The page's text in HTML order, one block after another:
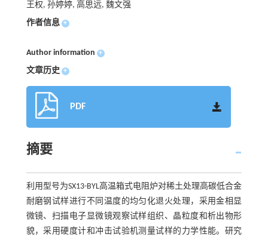
王权, 孙婷婷, 高思远, 魏文强
作者信息 +
Author information +
文章历史 +
PDF
摘要
利用型号为SX13-BYL高温箱式电阻炉对稀土处理高碳低合金
耐磨钢试样进行不同温度的均匀化退火处理，采用金相显
微镜、扫描电子显微镜观察试样组织、晶粒度和析出物形
貌，采用硬度计和冲击试验机测量试样的力学性能。研究